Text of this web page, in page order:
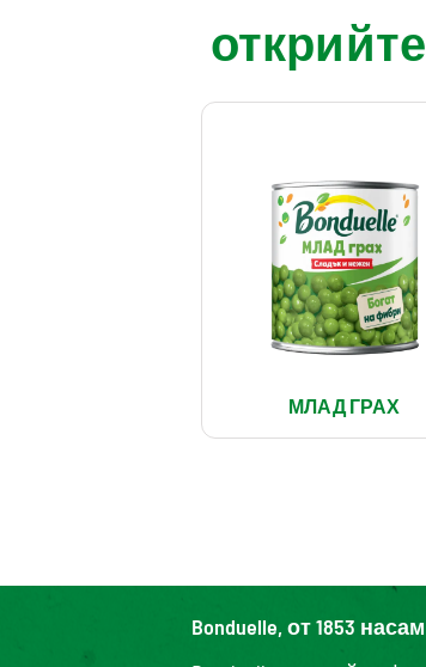
МЛАД ГРАХ
Bonduelle, от 1853 насам